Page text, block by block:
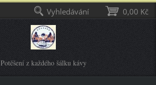
Potěšení z každého šálku kávy
0,00 Kč
Vyhledávání